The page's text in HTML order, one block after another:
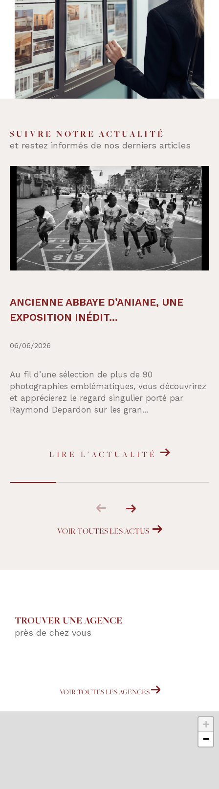
opportunitésd'achat et de location sur
un secteur entre Montpellier et
Lodève. Nous offrons également des
servicesd'estimationpour vous aider à
déterminer la valeur de votre bien
immobilier avec précision et fiabilité.
SUIVRE NOTRE ACTUALITÉ
et restez informés de nos derniers articles
ANCIENNE ABBAYE D’ANIANE, UNE
EXPOSITION INÉDIT...
06/06/2026
Au fil d’une sélection de plus de 90
photographies emblématiques, vous découvrirez
et apprécierez le regard singulier porté par
Raymond Depardon sur les gran...
LIRE L'ACTUALITÉ
VOIR TOUTES LES ACTUS
TROUVER UNE AGENCE
près de chez vous
VOIR TOUTES LES AGENCES
+
−